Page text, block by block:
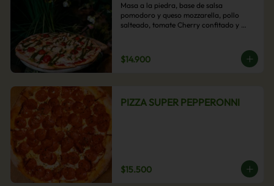
Masa a la piedra, base de salsa
pomodoro y queso mozzarella, pollo
salteado, tomate Cherry confitado y
$14.900
PIZZA SUPER PEPPERONNI
$15.500